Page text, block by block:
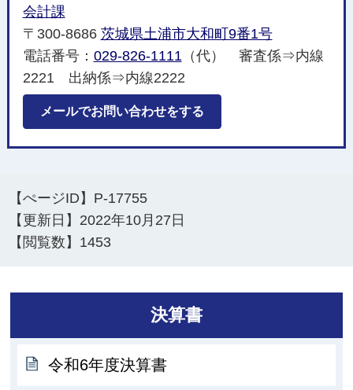
会計課
〒300-8686 茨城県土浦市大和町9番1号
電話番号： 029-826-1111 （代） 審査係⇒内線
2221 出納係⇒内線2222
メールでお問い合わせをする
【ぺージID】 P-17755
【更新日】 2022年10月27日
【閲覧数】 1453
決算書
令和6年度決算書